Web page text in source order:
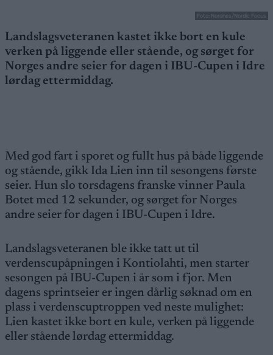
Foto: Nordnes/Nordic Focus
Landslagsveteranen kastet ikke bort en kule
verken på liggende eller stående, og sørget for
Norges andre seier for dagen i IBU-Cupen i Idre
lørdag ettermiddag.
Med god fart i sporet og fullt hus på både liggende
og stående, gikk Ida Lien inn til sesongens første
seier. Hun slo torsdagens franske vinner Paula
Botet med 12 sekunder, og sørget for Norges
andre seier for dagen i IBU-Cupen i Idre.
Landslagsveteranen ble ikke tatt ut til
verdenscupåpningen i Kontiolahti, men starter
sesongen på IBU-Cupen i år som i fjor. Men
dagens sprintseier er ingen dårlig søknad om en
plass i verdenscuptroppen ved neste mulighet:
Lien kastet ikke bort en kule, verken på liggende
eller stående lørdag ettermiddag.